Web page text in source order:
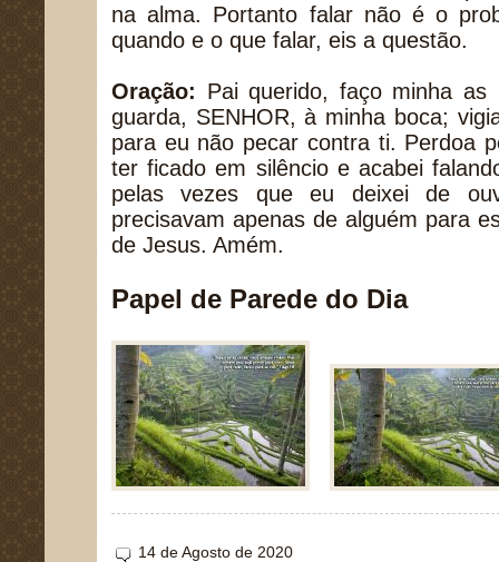
na alma. Portanto falar não é o
quando e o que falar, eis a questão.
Oração: Pai querido, faço minha
guarda, SENHOR, à minha boca;
para eu não pecar contra ti. Perdoa
ter ficado em silêncio e acabei
pelas vezes que eu deixei de
precisavam apenas de alguém para
de Jesus. Amém.
Papel de Parede do Dia
14 de Agosto de 2020